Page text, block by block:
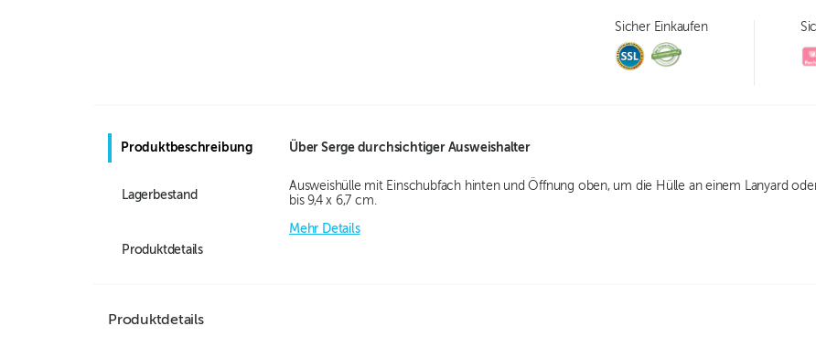
Sicher Einkaufen
Produktbeschreibung
Lagerbestand
Produktdetails
Über Serge durchsichtiger Ausweishalter
Ausweishülle mit Einschubfach hinten und Öffnung oben, um die Hülle an einem Lanyard
bis 9,4 x 6,7 cm.
Mehr Details
Produktdetails